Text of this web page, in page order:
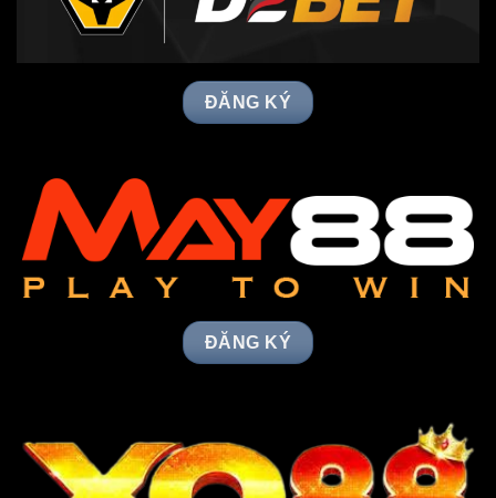
ĐĂNG KÝ
ĐĂNG KÝ